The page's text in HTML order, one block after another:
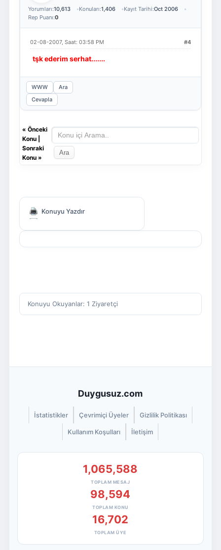
Yorumları:10,613 Konuları:1,406 Kayıt Tarihi:Oct 2006
Rep Puanı:0
#4
02-08-2007, Saat: 03:58 PM
tşk ederim serhat.......
WWW
Ara
Cevapla
« Önceki
Konu|
Sonraki
Konu»
Konuyu Yazdır
Konuyu Okuyanlar: 1 Ziyaretçi
Duygusuz.com
İstatistikler Çevrimiçi Üyeler Gizlilik Politikası
Kullanım Koşulları İletişim
1,065,588
TOPLAM MESAJ
98,594
TOPLAM KONU
16,702
TOPLAM ÜYE